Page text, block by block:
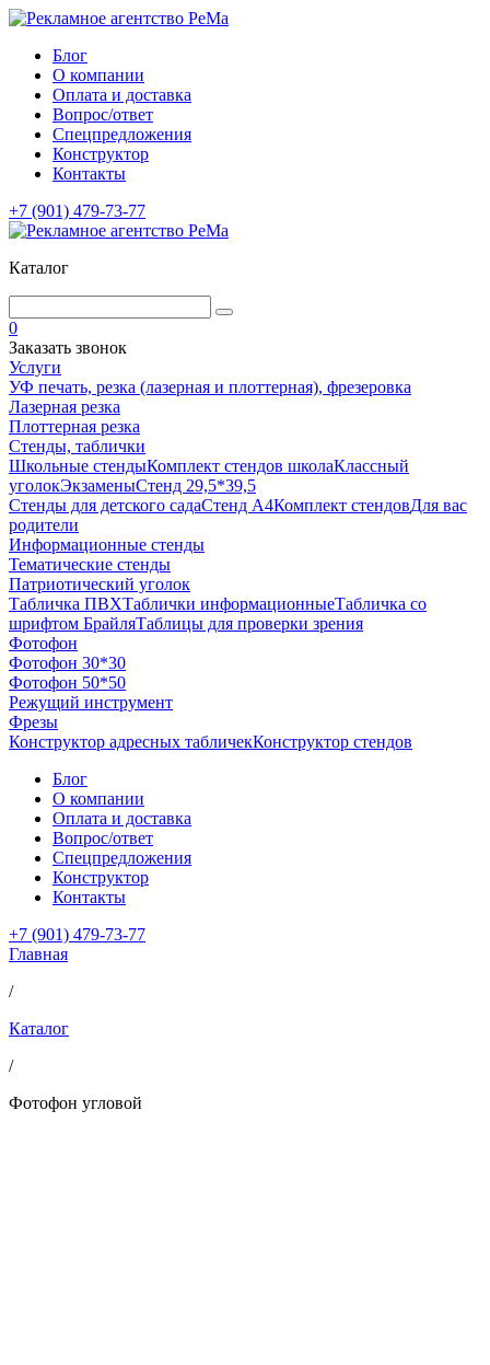
Блог
О компании
Оплата и доставка
Вопрос/ответ
Спецпредложения
Конструктор
Контакты
+7 (901) 479-73-77
Каталог
0
Заказать звонок
Услуги
УФ печать, резка (лазерная и плоттерная), фрезеровка
Лазерная резка
Плоттерная резка
Стенды, таблички
Школьные стендыКомплект стендов школаКлассный
уголокЭкзаменыСтенд 29,5*39,5
Стенды для детского садаСтенд А4Комплект стендовДля вас
родители
Информационные стенды
Тематические стенды
Патриотический уголок
Табличка ПВХТаблички информационныеТабличка со
шрифтом БрайляТаблицы для проверки зрения
Фотофон
Фотофон 30*30
Фотофон 50*50
Режущий инструмент
Фрезы
Конструктор адресных табличекКонструктор стендов
Блог
О компании
Оплата и доставка
Вопрос/ответ
Спецпредложения
Конструктор
Контакты
+7 (901) 479-73-77
Главная
/
Каталог
/
Фотофон угловой